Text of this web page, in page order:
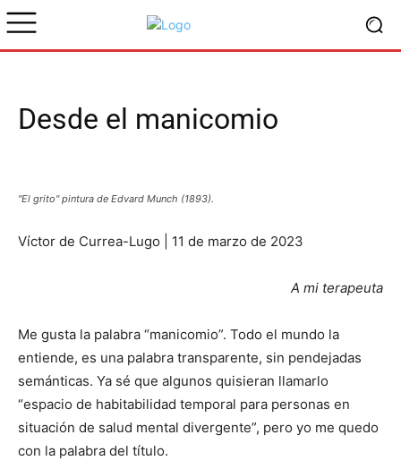
Desde el manicomio
"El grito" pintura de Edvard Munch (1893).
Víctor de Currea-Lugo | 11 de marzo de 2023
A mi terapeuta
Me gusta la palabra “manicomio”. Todo el mundo la
entiende, es una palabra transparente, sin pendejadas
semánticas. Ya sé que algunos quisieran llamarlo
“espacio de habitabilidad temporal para personas en
situación de salud mental divergente”, pero yo me quedo
con la palabra del título.